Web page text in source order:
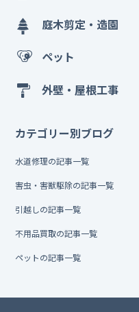
庭木剪定・造園
ペット
外壁・屋根工事
カテゴリー別ブログ
水道修理の記事一覧
害虫・害獣駆除の記事一覧
引越しの記事一覧
不用品買取の記事一覧
ペットの記事一覧